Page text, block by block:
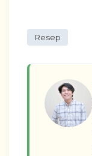
Resep